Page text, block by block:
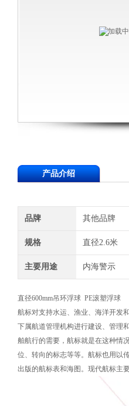
产品介绍
品牌 其他品牌
规格 直径2.6米
主要用途 内海警示
直径600mm吊环浮球 PE滚塑浮球
航标对支持水运、渔业、海洋开发
下属航道管理机构进行建设、管理
舶航行的需要，航标就是在这种情
位、转向的标志等等。航标也用以
出版的航标表和海图。现代航标主